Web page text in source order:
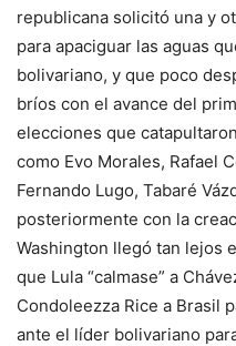
republicana solicitó una y
para apaciguar las aguas
bolivariano, y que poco
bríos con el avance del
elecciones que
como Evo Morales, Rafael
Fernando Lugo, Tabaré
posteriormente con la
Washington llegó tan lejos
que Lula “calmase” a
Condoleezza Rice a Brasil
ante el líder bolivariano